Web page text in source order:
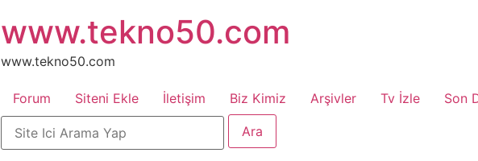
atla
www.tekno50.com
www.tekno50.com
Forum Siteni Ekle İletişim Biz Kimiz Arşivler Tv İzle Son